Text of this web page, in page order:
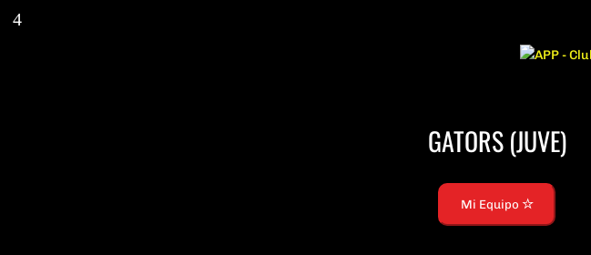
GATORS (JUVE)
Mi Equipo